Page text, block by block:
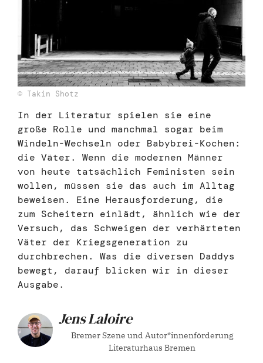
© Takin Shotz
In der Literatur spielen sie eine
große Rolle und manchmal sogar beim
Windeln-Wechseln oder Babybrei-Kochen:
die Väter. Wenn die modernen Männer
von heute tatsächlich Feministen sein
wollen, müssen sie das auch im Alltag
beweisen. Eine Herausforderung, die
zum Scheitern einlädt, ähnlich wie der
Versuch, das Schweigen der verhärteten
Väter der Kriegsgeneration zu
durchbrechen. Was die diversen Daddys
bewegt, darauf blicken wir in dieser
Ausgabe.
Jens Laloire
Bremer Szene und Autor*innenförderung
Literaturhaus Bremen